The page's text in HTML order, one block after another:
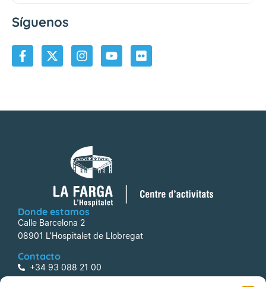
Síguenos
Donde estamos
Calle Barcelona 2
08901 L’Hospitalet de Llobregat
Contacto
+34 93 088 21 00